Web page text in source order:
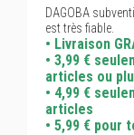
DAGOBA
est très fiable.
• Livraison
• 3,99 €
articles ou
• 4,99 €
articles
• 5,99 € pour